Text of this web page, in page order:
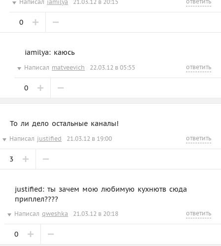
Написал iamilya 21.03.12 в 20:15
0
iamilya: каюсь
Написал matveevich 22.03.12 в 05:55 ответить
0
То ли дело остальные каналы!
Написал justified 21.03.12 в 19:00 ответить
3
justified: ты зачем мою любимую кухнютв сюда
приплел????
Написал qweshka 21.03.12 в 20:18 ответить
0